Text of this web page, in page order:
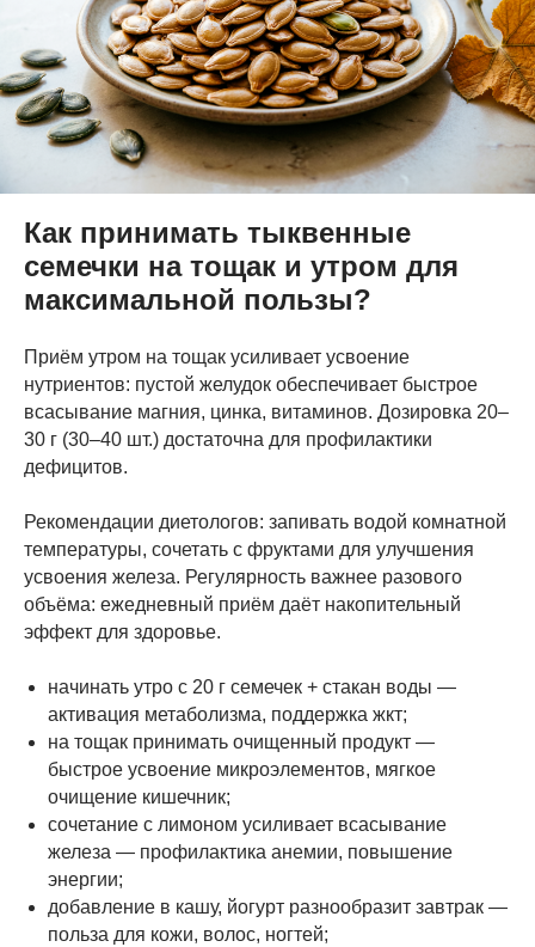
Как принимать тыквенные
семечки на тощак и утром для
максимальной пользы?
Приём утром на тощак усиливает усвоение
нутриентов: пустой желудок обеспечивает быстрое
всасывание магния, цинка, витаминов. Дозировка 20–
30 г (30–40 шт.) достаточна для профилактики
дефицитов.
Рекомендации диетологов: запивать водой комнатной
температуры, сочетать с фруктами для улучшения
усвоения железа. Регулярность важнее разового
объёма: ежедневный приём даёт накопительный
эффект для здоровье.
начинать утро с 20 г семечек + стакан воды —
активация метаболизма, поддержка жкт;
на тощак принимать очищенный продукт —
быстрое усвоение микроэлементов, мягкое
очищение кишечник;
сочетание с лимоном усиливает всасывание
железа — профилактика анемии, повышение
энергии;
добавление в кашу, йогурт разнообразит завтрак —
польза для кожи, волос, ногтей;